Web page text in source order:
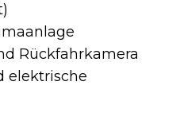
Rückfahrkamera
elektrische